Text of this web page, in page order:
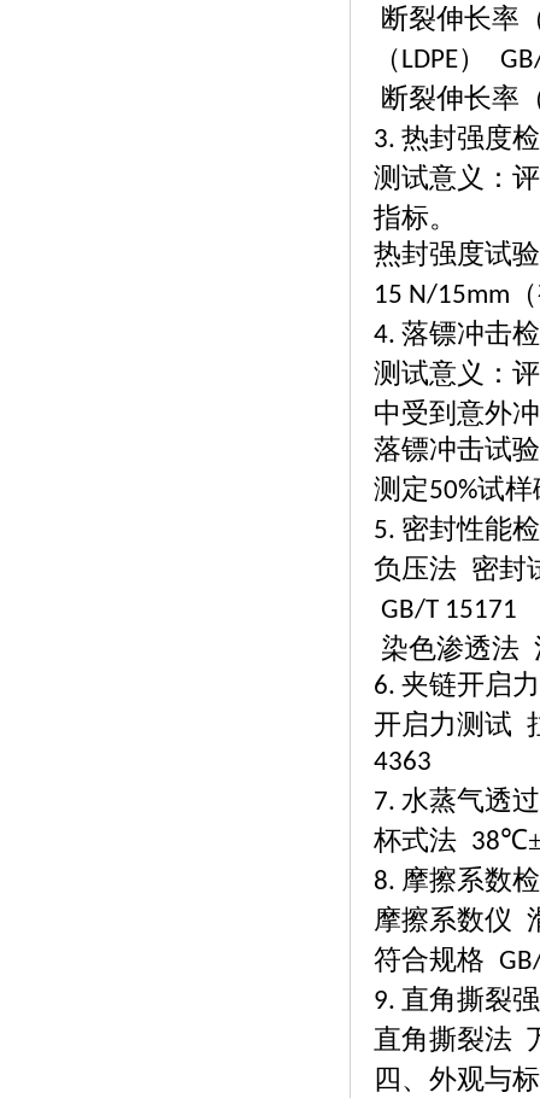
断裂伸长率
（LDPE）
断裂伸长率
3. 热封强度
测试意义：
指标。
热封强度试验
15 N/15mm
4. 落镖冲击
测试意义：
中受到意外
落镖冲击试
测定50%试
5. 密封性能
负压法 密封
GB/T 15171
染色渗透法
6. 夹链开启
开启力测试
4363
7. 水蒸气透
杯式法 38
8. 摩擦系数
摩擦系数仪
符合规格
9. 直角撕裂
直角撕裂法
四、外观与